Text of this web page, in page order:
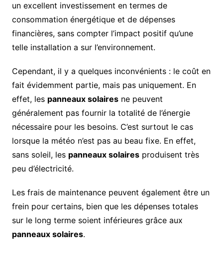
un excellent investissement en termes de
consommation énergétique et de dépenses
financières, sans compter l’impact positif qu’une
telle installation a sur l’environnement.
Cependant, il y a quelques inconvénients : le coût en
fait évidemment partie, mais pas uniquement. En
effet, les panneaux solairesne peuvent
généralement pas fournir la totalité de l’énergie
nécessaire pour les besoins. C’est surtout le cas
lorsque la météo n’est pas au beau fixe. En effet,
sans soleil, les panneaux solairesproduisent très
peu d’électricité.
Les frais de maintenance peuvent également être un
frein pour certains, bien que les dépenses totales
sur le long terme soient inférieures grâce aux
panneaux solaires.